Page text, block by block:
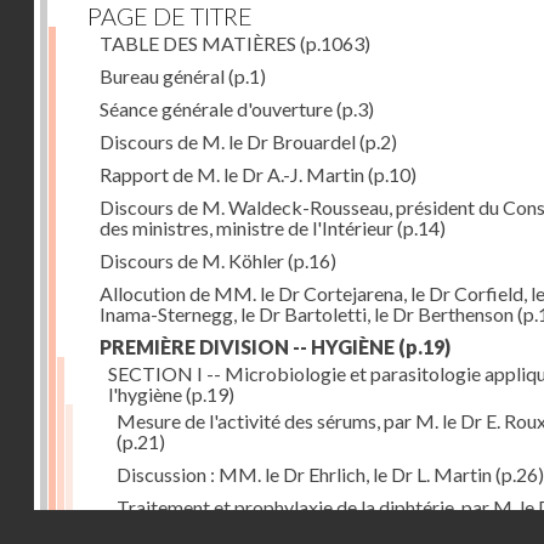
PAGE DE TITRE
TABLE DES MATIÈRES (p.1063)
Bureau général(p.1)
Séance générale d'ouverture(p.3)
Discours de M. le Dr Brouardel(p.2)
Rapport de M. le Dr A.-J. Martin(p.10)
Discours de M. Waldeck-Rousseau, président du
des ministres, ministre de l'Intérieur(p.14)
Discours de M. Köhler(p.16)
Allocution de MM. le Dr Cortejarena, le Dr Corfield,
Inama-Sternegg, le Dr Bartoletti, le Dr Berthenson
PREMIÈRE DIVISION -- HYGIÈNE (p.19)
SECTION I -- Microbiologie et parasitologie
l'hygiène(p.19)
Mesure de l'activité des sérums, par M. le Dr E.
(p.21)
Discussion : MM. le Dr Ehrlich, le Dr L. Martin(p.26)
Traitement et prophylaxie de la diphtérie, par M. le